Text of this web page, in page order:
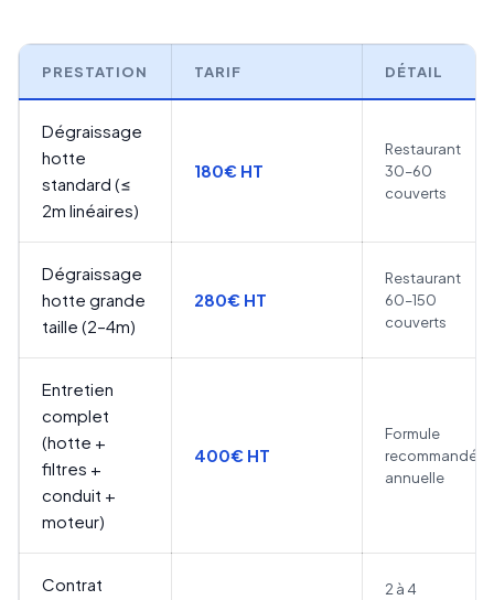
PRESTATION TARIF DÉTAIL
Dégraissage
hotte
standard (≤
2m linéaires)
180€ HT
Restaurant
30–60
couverts
Dégraissage
hotte grande
taille (2–4m)
280€ HT
Restaurant
60–150
couverts
Entretien
complet
(hotte +
filtres +
conduit +
moteur)
400€ HT
Formule
recommandée
annuelle
Contrat
2 à 4